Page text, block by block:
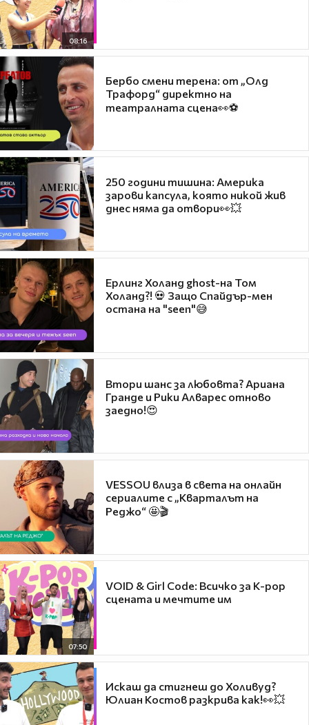
08:16
Бербо смени терена: от „Олд
Трафорд“ директно на
театралната сцена👀⚽
250 години тишина: Америка
зарови капсула, която никой жив
днес няма да отвори👀💥
Ерлинг Холанд ghost-на Том
Холанд?! 💀 Защо Спайдър-мен
остана на "seen"😅
Втори шанс за любовта? Ариана
Гранде и Рики Алварес отново
заедно!😍
VESSOU влиза в света на онлайн
сериалите с „Кварталът на
Реджо“ 🤩🎬
07:50
VOID & Girl Code: Всичко за K-pop
сцената и мечтите им
Искаш да стигнеш до Холивуд?
Юлиан Костов разкрива как!👀💥